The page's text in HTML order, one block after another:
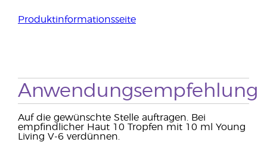
Produktinformationsseite
Anwendungsempfehlung
Auf die gewünschte Stelle auftragen. Bei
empfindlicher Haut 10 Tropfen mit 10 ml Young
Living V-6 verdünnen.